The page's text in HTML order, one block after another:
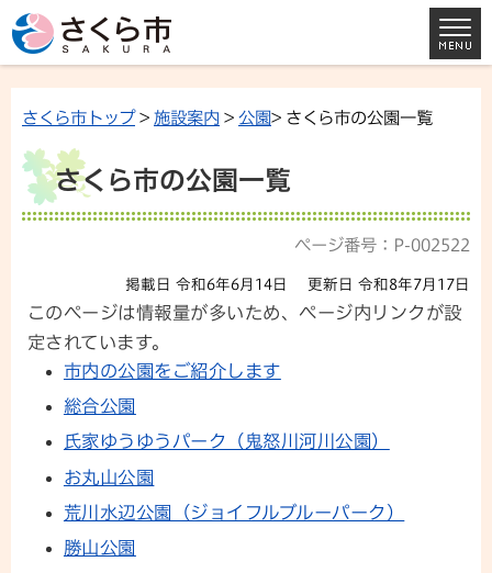
さくら市トップ> 施設案内 > 公園> さくら市の公園一覧
さくら市の公園一覧
ページ番号：P-002522
掲載日 令和6年6月14日 更新日 令和8年7月17日
このページは情報量が多いため、ページ内リンクが設
定されています。
市内の公園をご紹介します
総合公園
氏家ゆうゆうパーク（鬼怒川河川公園）
お丸山公園
荒川水辺公園（ジョイフルブルーパーク）
勝山公園